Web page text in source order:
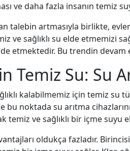
ve daha fazla insanın temiz
talebin artmasıyla birlikte,
ve sağlıklı su elde etmemizi
etmektedir. Bu trendin
Temiz Su: Su
kalabilmemiz için temiz
bu noktada su arıtma
temiz ve sağlıklı bir içme suyu
oldukça fazladır.